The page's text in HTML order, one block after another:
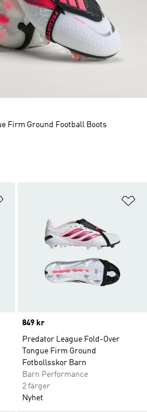
Price
849 kr
Predator League Fold-Over
Tongue Firm Ground
Fotbollsskor Barn
Barn Performance
2 färger
Nyhet
Firm Ground Football Boots